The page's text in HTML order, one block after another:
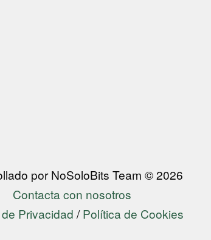
por NoSoloBits Team © 2026
Contacta con nosotros
Privacidad /Política de Cookies